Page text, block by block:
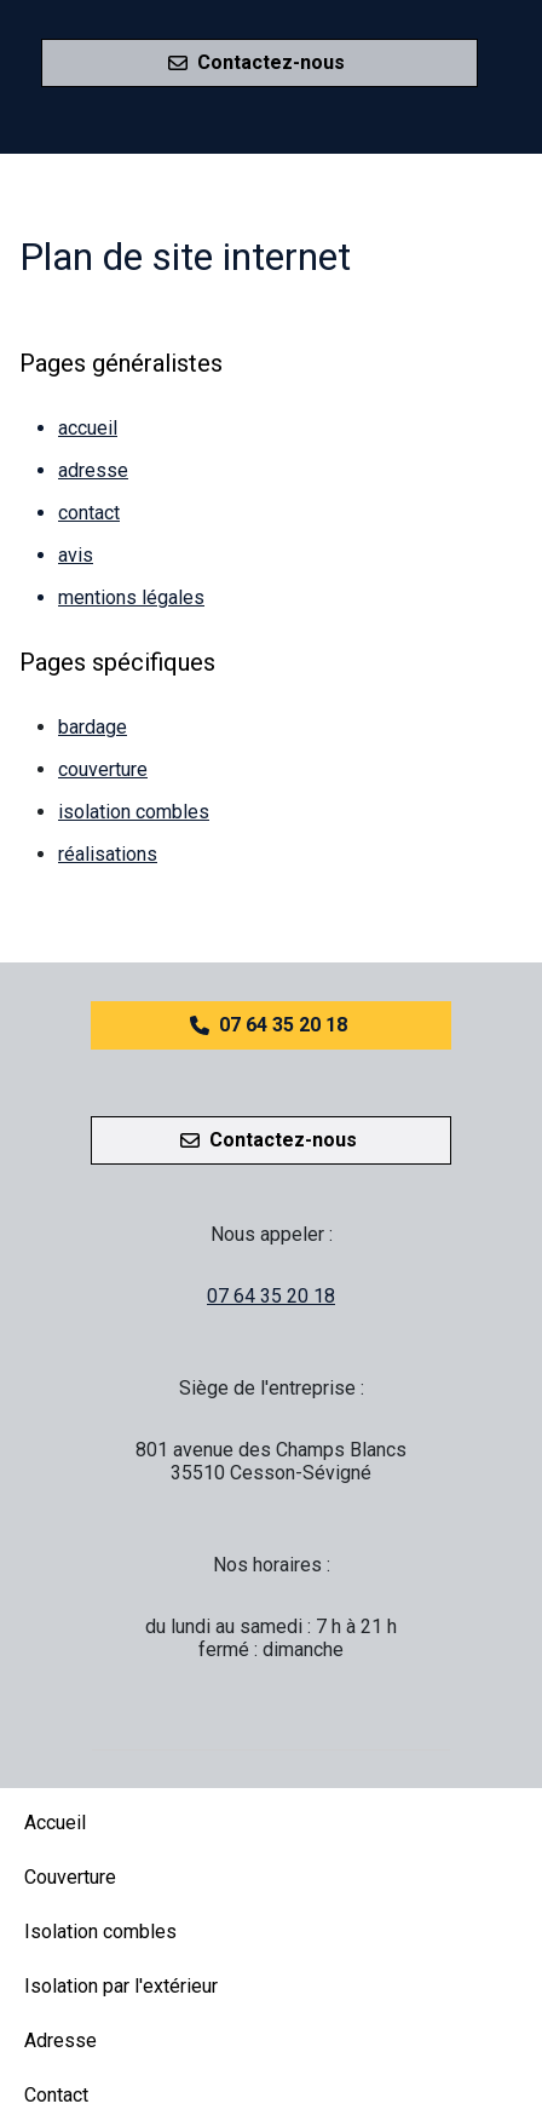
Contactez-nous
Plan de site internet
Pages généralistes
accueil
adresse
contact
avis
mentions légales
Pages spécifiques
bardage
couverture
isolation combles
réalisations
07 64 35 20 18
Contactez-nous
Nous appeler :
07 64 35 20 18
Siège de l'entreprise :
801 avenue des Champs Blancs
35510 Cesson-Sévigné
Nos horaires :
du lundi au samedi : 7 h à 21 h
fermé : dimanche
Accueil
Couverture
Isolation combles
Isolation par l'extérieur
Adresse
Contact